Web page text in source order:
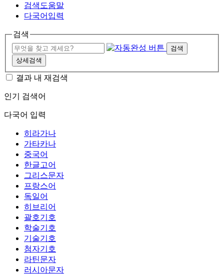
검색도움말
다국어입력
검색
검색
상세검색
결과 내 재검색
인기 검색어
다국어 입력
히라가나
가타카나
중국어
한글고어
그리스문자
프랑스어
독일어
히브리어
괄호기호
학술기호
기술기호
첨자기호
라틴문자
러시아문자